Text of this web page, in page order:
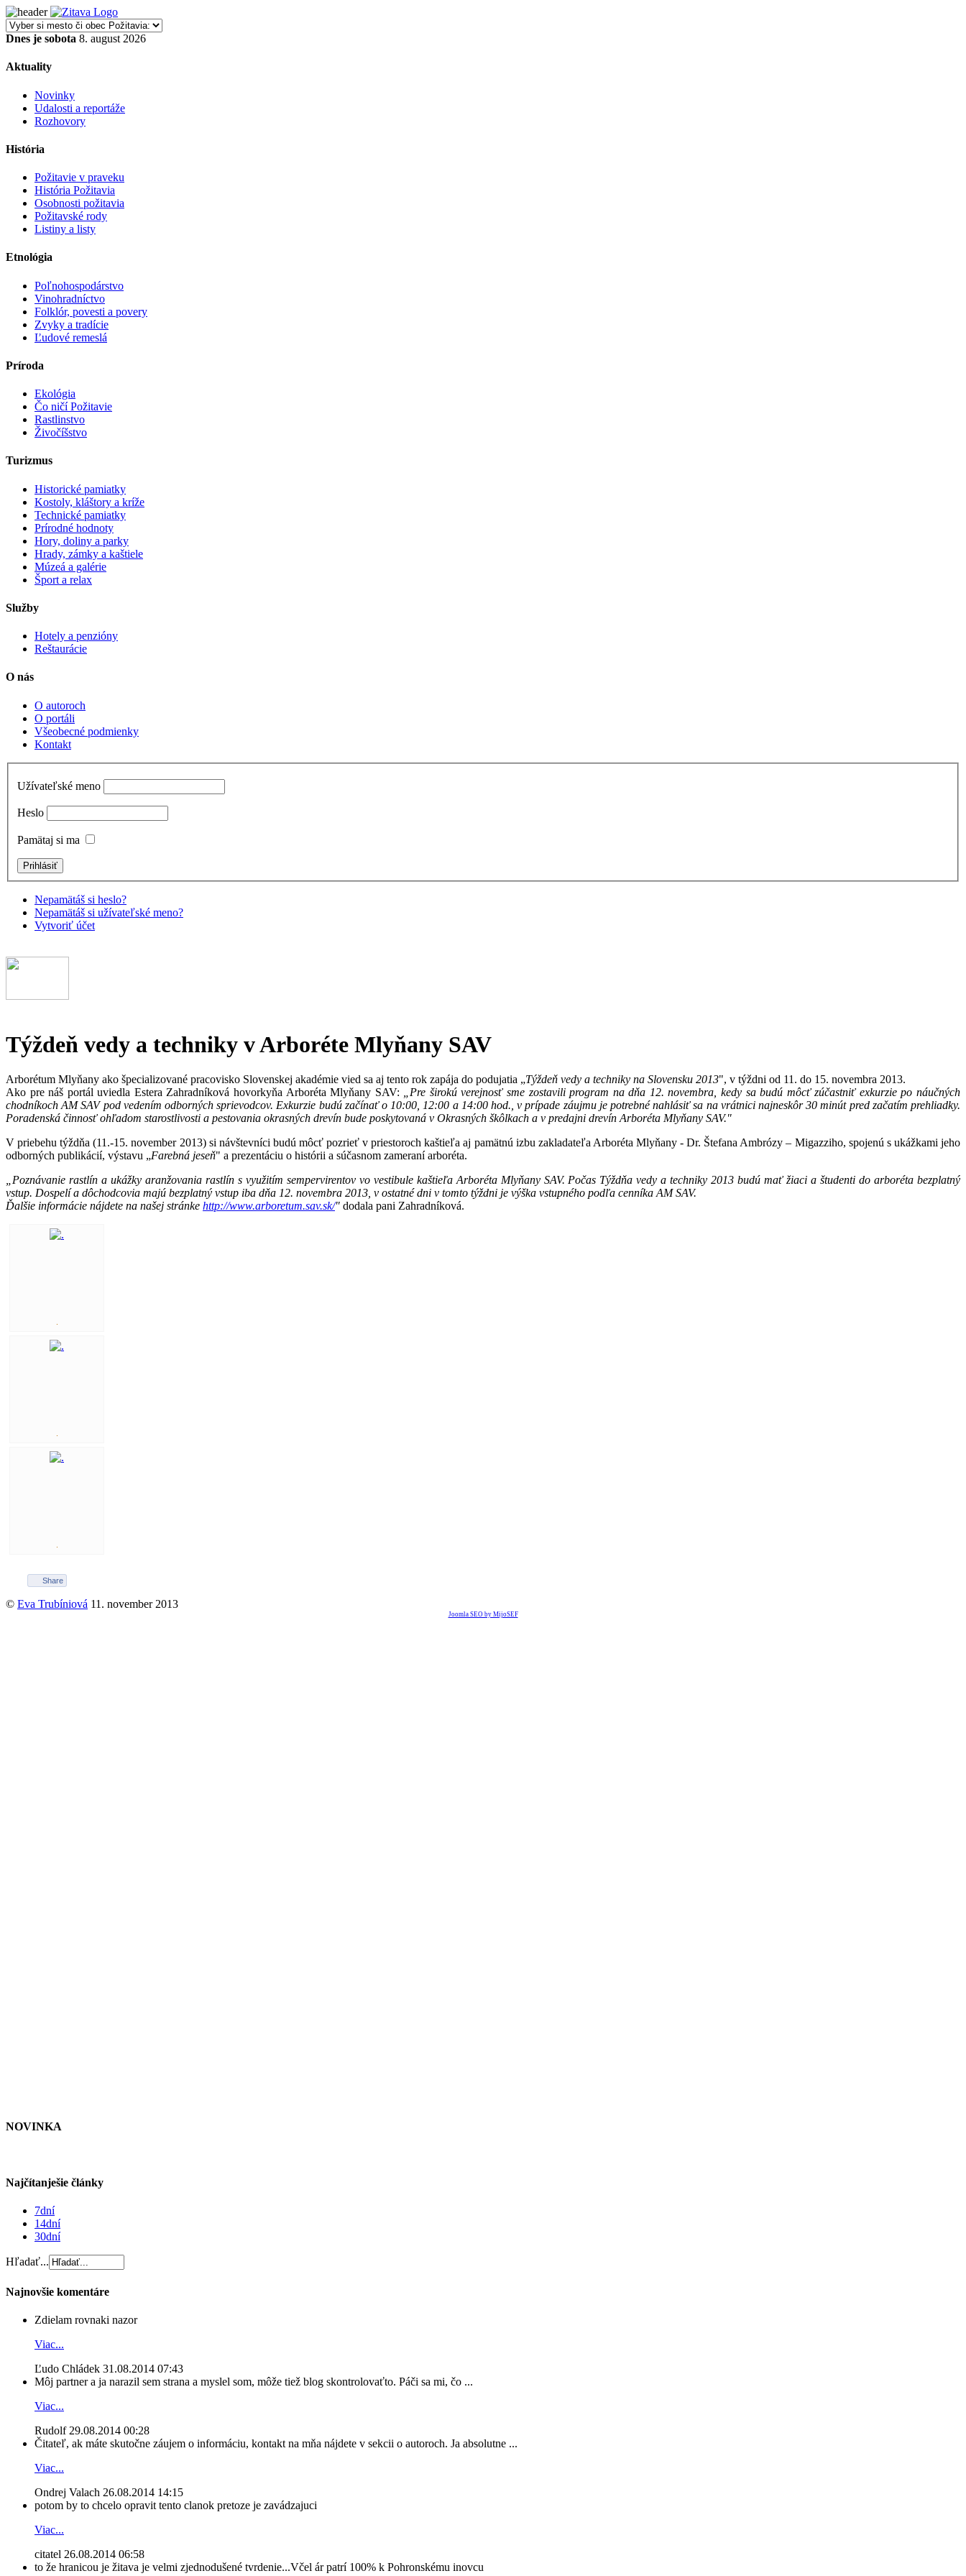
Dnes je sobota 8. august 2026
Aktuality
Novinky
Udalosti a reportáže
Rozhovory
História
Požitavie v praveku
História Požitavia
Osobnosti požitavia
Požitavské rody
Listiny a listy
Etnológia
Poľnohospodárstvo
Vinohradníctvo
Folklór, povesti a povery
Zvyky a tradície
Ľudové remeslá
Príroda
Ekológia
Čo ničí Požitavie
Rastlinstvo
Živočíšstvo
Turizmus
Historické pamiatky
Kostoly, kláštory a kríže
Technické pamiatky
Prírodné hodnoty
Hory, doliny a parky
Hrady, zámky a kaštiele
Múzeá a galérie
Šport a relax
Služby
Hotely a penzióny
Reštaurácie
O nás
O autoroch
O portáli
Všeobecné podmienky
Kontakt
Užívateľské meno
Heslo
Pamätaj si ma
Nepamätáš si heslo?
Nepamätáš si užívateľské meno?
Vytvoriť účet
Týždeň vedy a techniky v Arboréte Mlyňany SAV
Arborétum Mlyňany ako špecializované pracovisko Slovenskej akadémie vied sa aj tento rok zapája do podujatia „Týždeň vedy a techniky na Slovensku 2013", v týždni od 11. do 15. novembra 2013.
Ako pre náš portál uviedla Estera Zahradníková hovorkyňa Arboréta Mlyňany SAV:
„Pre širokú verejnosť sme zostavili program na dňa 12. novembra, kedy sa budú môcť zúčastniť exkurzie po náučných
chodníkoch AM SAV pod vedením odborných sprievodcov. Exkurzie budú začínať o 10:00, 12:00 a 14:00 hod., v prípade záujmu je potrebné nahlásiť sa na vrátnici najneskôr 30 minút pred začatím prehliadky.
Poradenská činnosť ohľadom starostlivosti a pestovania okrasných drevín bude poskytovaná v Okrasných škôlkach a v predajni drevín Arboréta Mlyňany SAV."
V priebehu týždňa (11.-15. november 2013) si návštevníci budú môcť pozrieť v priestoroch kaštieľa aj pamätnú izbu zakladateľa Arboréta Mlyňany - Dr. Štefana Ambrózy – Migazziho, spojenú s ukážkami jeho
odborných publikácií, výstavu „Farebná jeseň" a prezentáciu o histórii a súčasnom zameraní arboréta.
„Poznávanie rastlín a ukážky aranžovania rastlín s využitím sempervirentov vo vestibule kaštieľa Arboréta Mlyňany SAV. Počas Týždňa vedy a techniky 2013 budú mať žiaci a študenti do arboréta bezplatný
vstup. Dospelí a dôchodcovia majú bezplatný vstup iba dňa 12. novembra 2013, v ostatné dni v tomto týždni je výška vstupného podľa cenníka AM SAV.
Ďalšie informácie nájdete na našej stránke http://www.arboretum.sav.sk/" dodala pani Zahradníková.
.
.
.
Share
© Eva Trubíniová 11. november 2013
Joomla SEO by MijoSEF
NOVINKA
Najčítanješie články
7dní
14dní
30dní
Hľadať...
Najnovšie komentáre
Zdielam rovnaki nazor
Viac...
Ľudo Chládek 31.08.2014 07:43
Môj partner a ja narazil sem strana a myslel som, môže tiež blog skontrolovaťto. Páči sa mi, čo ...
Viac...
Rudolf 29.08.2014 00:28
Čitateľ, ak máte skutočne záujem o informáciu, kontakt na mňa nájdete v sekcii o autoroch. Ja absolutne ...
Viac...
Ondrej Valach 26.08.2014 14:15
potom by to chcelo opravit tento clanok pretoze je zavádzajuci
Viac...
citatel 26.08.2014 06:58
to že hranicou je žitava je velmi zjednodušené tvrdenie...Včel ár patrí 100% k Pohronskému inovcu